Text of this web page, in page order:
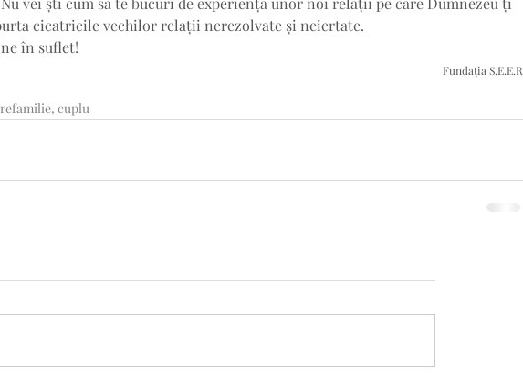
cicatricile vechilor relații nerezolvate și neiertate.
în suflet!
Fundația S.E.E.R
familie, cuplu